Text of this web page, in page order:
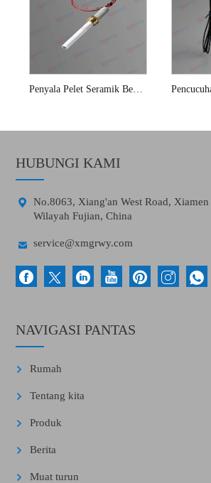
Penyala Pelet Seramik Benang Tembaga Alumina
HUBUNGI KAMI

No.8063, Xiang'an West Road,
Wilayah Fujian, China
 service@xmgrwy.com
NAVIGASI PANTAS
Rumah
Tentang kita
Produk
Berita
Muat turun